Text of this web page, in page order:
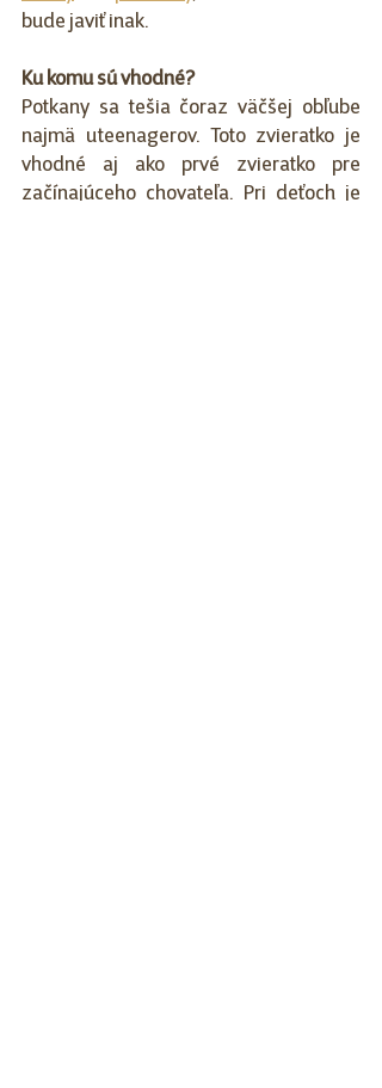
bude javiť inak.
Ku komu sú vhodné?
Potkany sa tešia čoraz väčšej obľube
najmä u teenagerov. Toto zvieratko je
vhodné aj ako prvé zvieratko pre
začínajúceho chovateľa. Pri deťoch je